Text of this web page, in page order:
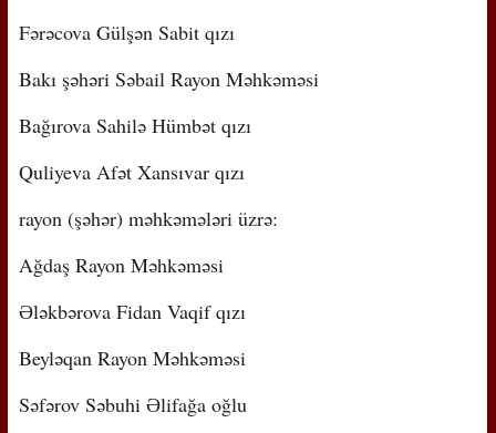
Fərəcova Gülşən Sabit qızı
Bakı şəhəri Səbail Rayon Məhkəməsi
Bağırova Sahilə Hümbət qızı
Quliyeva Afət Xansıvar qızı
rayon (şəhər) məhkəmələri üzrə:
Ağdaş Rayon Məhkəməsi
Ələkbərova Fidan Vaqif qızı
Beyləqan Rayon Məhkəməsi
Səfərov Səbuhi Əlifağa oğlu